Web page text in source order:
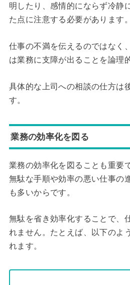
明したり、感情的にならず冷静
た点に注意する必要があります。
仕事の不満を伝えるのではなく
は業務に支障が出ることを論理
具体的な上司への相談の仕方は
す。
業務の効率化を図る
業務の効率化を図ることも重要
無駄な手順や効率の悪い仕事の
も多いからです。
無駄を省き効率化することで、
れません。たとえば、以下のよ
れます。